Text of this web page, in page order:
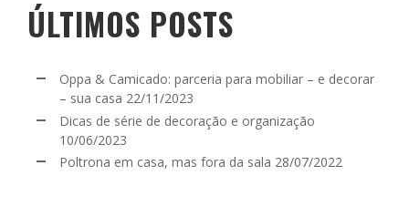
ÚLTIMOS POSTS
Oppa & Camicado: parceria para mobiliar – e decorar
– sua casa 22/11/2023
Dicas de série de decoração e organização
10/06/2023
Poltrona em casa, mas fora da sala 28/07/2022